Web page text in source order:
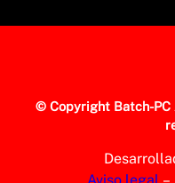
© Copyright Batch-